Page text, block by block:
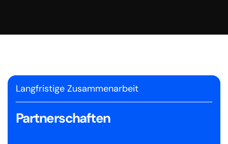
Langfristige Zusammenarbeit
Partnerschaften